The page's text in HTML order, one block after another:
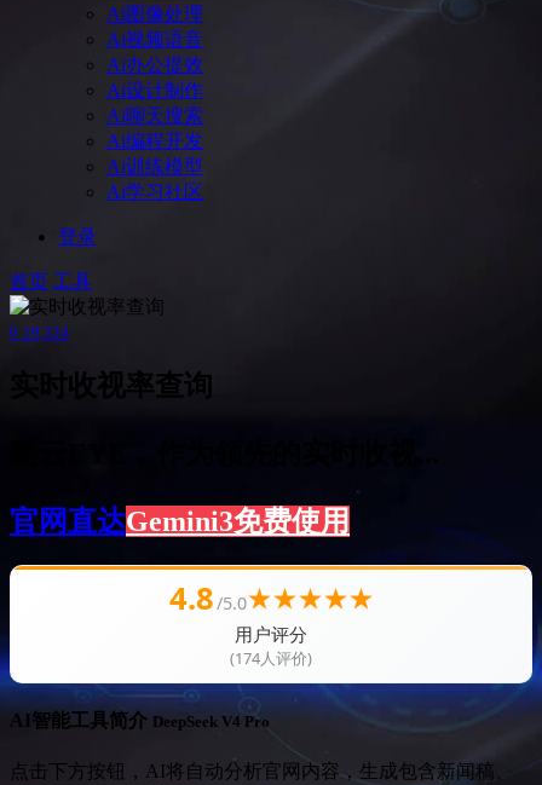
Ai图像处理
Ai视频语音
Ai办公提效
Ai设计制作
Ai聊天搜索
Ai编程开发
Ai训练模型
Ai学习社区
登录
首页 工具
0 19,324
实时收视率查询
官网直达Gemini3免费使用
4.8/5.0★★★★★
用户评分
(174人评价)
AI智能工具简介 DeepSeek V4 Pro
点击下方按钮，AI将自动分析官网内容，生成包含新闻稿、